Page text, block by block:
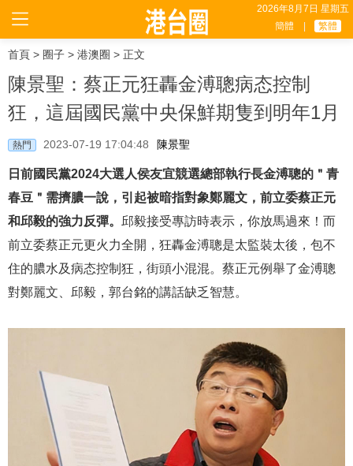
2026年8月7日 星期五
簡體
繁體
首頁 > 圈子 > 港澳圈 > 正文
陳景聖：蔡正元狂轟金溥聰病态控制
狂，這屆國民黨中央保鮮期隻到明年1月
熱門 2023-07-19 17:04:48 陳景聖
日前國民黨2024大選人侯友宜競選總部執行長金溥聰的＂青
春豆＂需擠膿一說，引起被暗指對象鄭麗文，前立委蔡正元
和邱毅的強力反彈。 邱毅接受專訪時表示，你放馬過來！而
前立委蔡正元更火力全開，狂轟金溥聰是太監裝太後，包不
住的膿水及病态控制狂，街頭小混混。蔡正元例舉了金溥聰
對鄭麗文、邱毅，郭台銘的講話缺乏智慧。